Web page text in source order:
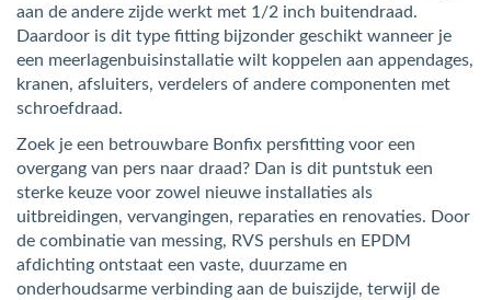
aan de andere zijde werkt met 1/2 inch buitendraad.
Daardoor is dit type fitting bijzonder geschikt wanneer je
een meerlagenbuisinstallatie wilt koppelen aan appendages,
kranen, afsluiters, verdelers of andere componenten met
schroefdraad.
Zoek je een betrouwbare Bonfix persfitting voor een
overgang van pers naar draad? Dan is dit puntstuk een
sterke keuze voor zowel nieuwe installaties als
uitbreidingen, vervangingen, reparaties en renovaties. Door
de combinatie van messing, RVS pershuls en EPDM
afdichting ontstaat een vaste, duurzame en
onderhoudsarme verbinding aan de buiszijde, terwijl de